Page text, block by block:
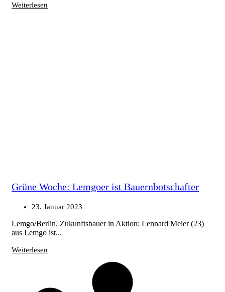
Weiterlesen
Grüne Woche: Lemgoer ist Bauernbotschafter
23. Januar 2023
Lemgo/Berlin. Zukunftsbauer in Aktion: Lennard Meier (23)
aus Lemgo ist...
Weiterlesen